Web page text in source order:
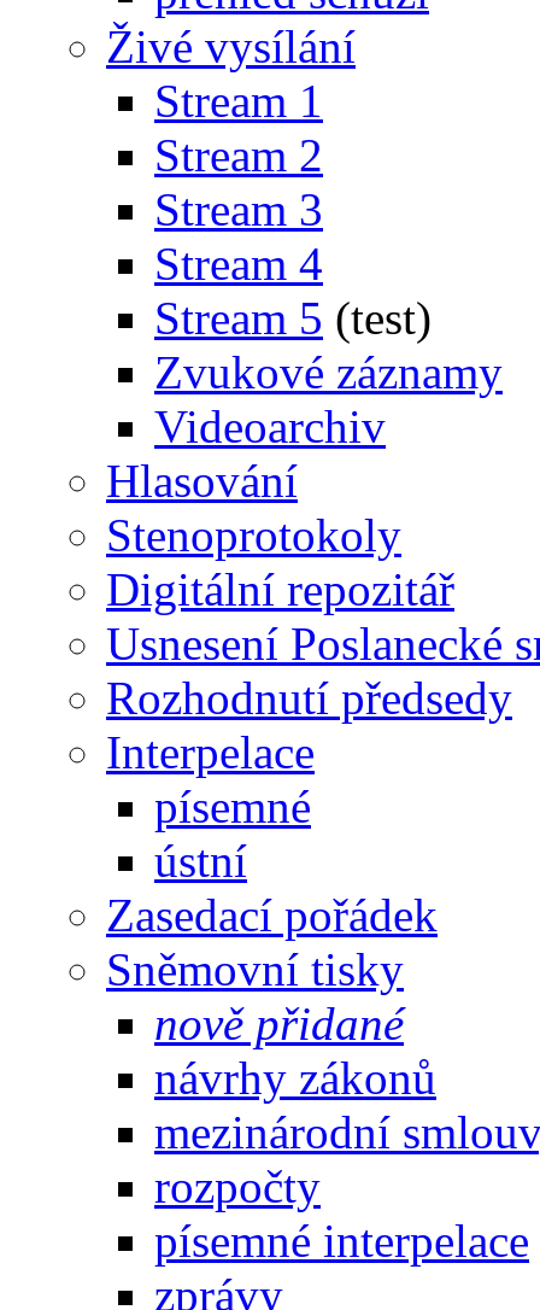
Živé vysílání
Stream 1
Stream 2
Stream 3
Stream 4
Stream 5 (test)
Zvukové záznamy
Videoarchiv
Hlasování
Stenoprotokoly
Digitální repozitář
Usnesení Poslanecké
Rozhodnutí předsedy
Interpelace
písemné
ústní
Zasedací pořádek
Sněmovní tisky
nově přidané
návrhy zákonů
mezinárodní
rozpočty
písemné interpelace
zprávy